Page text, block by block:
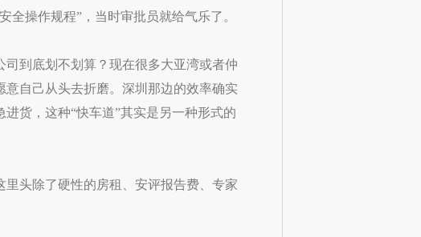
全操作规程”，当时审批员就给气乐了。
到底划不划算？现在很多大亚湾或者仲
自己从头去折磨。深圳那边的效率确实
货，这种“快车道”其实是另一种形式的
头除了硬性的房租、安评报告费、专家